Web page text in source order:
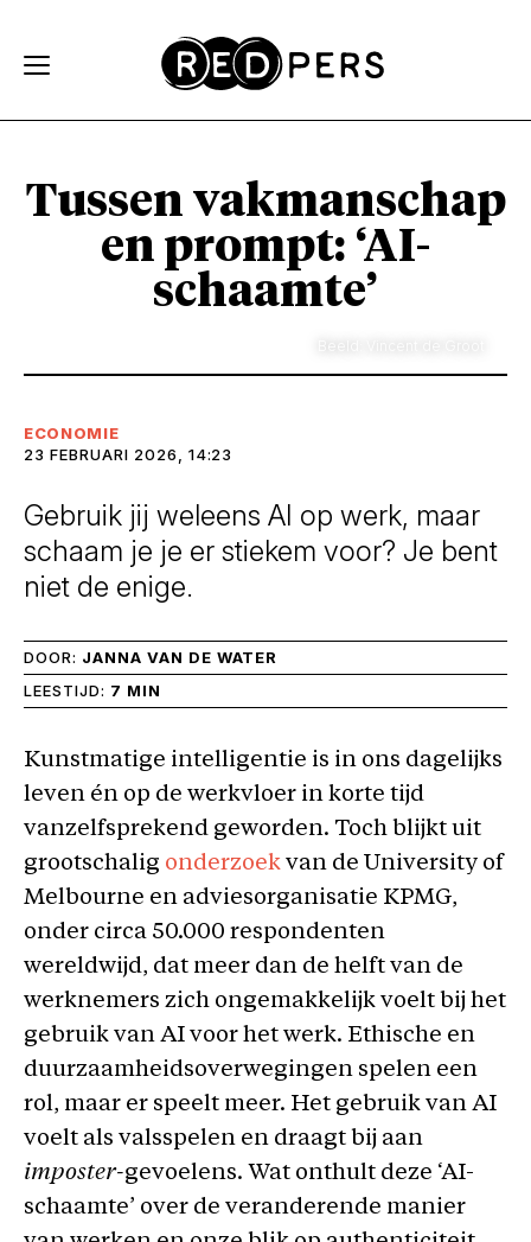
Tussen vakmanschap
en prompt: ‘AI-
schaamte’
ECONOMIE
23 FEBRUARI 2026, 14:23
Gebruik jij weleens AI op werk, maar
schaam je je er stiekem voor? Je bent
niet de enige.
DOOR: JANNA VAN DE WATER
LEESTIJD: 7 MIN
Kunstmatige intelligentie is in ons dagelijks
leven én op de werkvloer in korte tijd
vanzelfsprekend geworden. Toch blijkt uit
grootschalig onderzoek van de University of
Melbourne en adviesorganisatie KPMG,
onder circa 50.000 respondenten
wereldwijd, dat meer dan de helft van de
werknemers zich ongemakkelijk voelt bij het
gebruik van AI voor het werk. Ethische en
duurzaamheidsoverwegingen spelen een
rol, maar er speelt meer. Het gebruik van AI
voelt als valsspelen en draagt bij aan
imposter-gevoelens. Wat onthult deze ‘AI-
schaamte’ over de veranderende manier